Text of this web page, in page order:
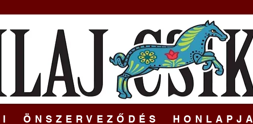
ÖNSZERVEZŐDÉS HONLAPJA